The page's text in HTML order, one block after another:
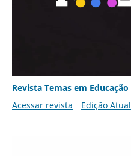
Revista Temas em Educação
Acessar revista
Edição Atual